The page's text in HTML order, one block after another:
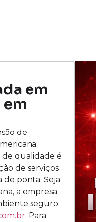
em
de
de qualidade é
de serviços
de ponta. Seja
a empresa
seguro
. Para